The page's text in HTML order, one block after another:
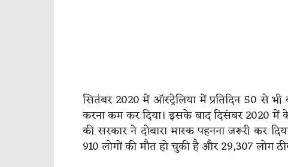
सितंबर 2020 में ऑस्ट्रेलिया में प्रतिदिन 50 से
करना कम कर दिया। इसके बाद दिसंबर 2020 में
की सरकार ने दोबारा मास्क पहनना जरूरी कर
910 लोगों की मौत हो चुकी है और 29,307 लोग